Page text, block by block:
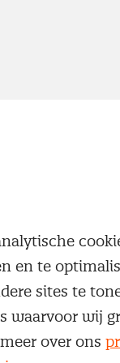
en te
sites te
waarvoor wij
over ons